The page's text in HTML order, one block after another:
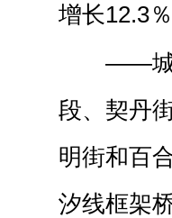
增长12.3
——城
段、契丹
明街和百
汐线框架